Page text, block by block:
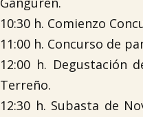
10:30 h. Comienzo
11:00 h. Concurso de
12:00 h. Degustación
Terreño.
12:30 h. Subasta de